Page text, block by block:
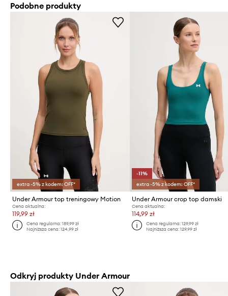
Podobne produkty
extra -5% z kodem: OFF*
Under Armour top treningowy Motion
Cena aktualna:
119,99 zł
Cena regularna:189,99 zł
Najniższa cena:124,99 zł
-11%
extra -5% z kodem: OFF*
Under Armour crop top damski
Cena aktualna:
114,99 zł
Cena regularna: 129,99 zł
Najniższa cena: 129,99 zł
Odkryj produkty Under Armour